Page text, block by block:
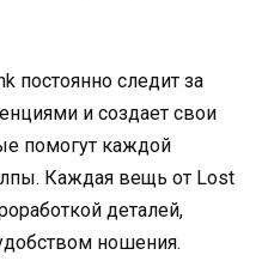
постоянно следит за
и создает свои
помогут каждой
Каждая вещь от Lost
деталей,
ношения.